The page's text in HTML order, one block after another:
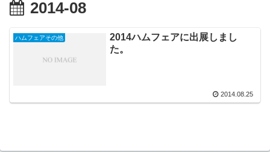
2014-08
ハムフェアその他
2014ハムフェアに出展しまし
た。
2014.08.25